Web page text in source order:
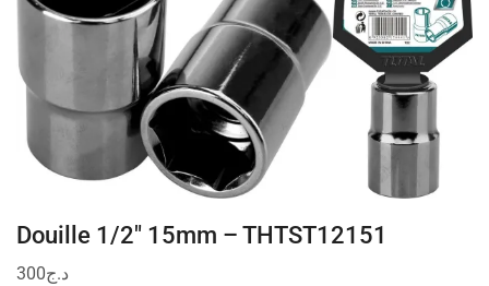
Douille 1/2″ 15mm – THTST12151
د.ج300